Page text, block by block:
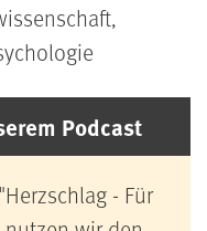
Podcast
- Für